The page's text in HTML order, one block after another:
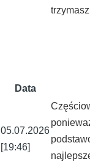
Data
05.07.2026
[19:46]